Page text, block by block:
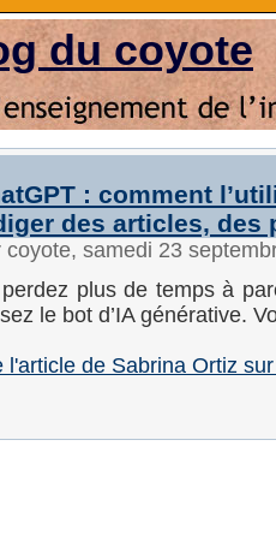
du coyote
: comment
des articles, des
coyote, samedi 23
plus de temps à
le bot d’IA générative.
l'article de Sabrina Ortiz